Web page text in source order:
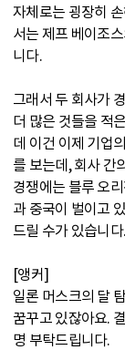
자체로는 굉장히
서는 제프 베이조
니다.
그래서 두 회사가
더 많은 것들을 적
데 이건 이제 기업
를 보는데, 회사 간
경쟁에는 블루 오
과 중국이 벌이고
드릴 수가 있습니다.
[앵커]
일론 머스크의 달
꿈꾸고 있잖아요.
명 부탁드립니다.